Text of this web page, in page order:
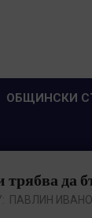
ОБЩИНСКИ
трябва да
ПАВЛИН